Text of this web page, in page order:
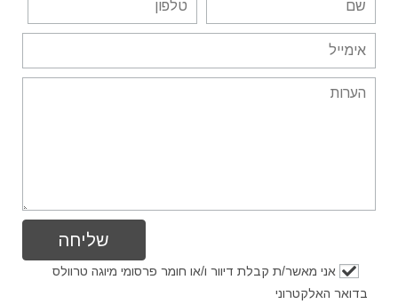
אני מאשר/ת קבלת דיוור ו/או חומר פרסומי מיוגה טרוולס
בדואר האלקטרוני